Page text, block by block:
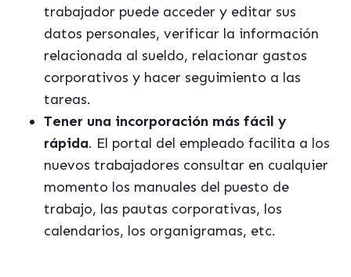
trabajador puede acceder y editar sus
datos personales, verificar la información
relacionada al sueldo, relacionar gastos
corporativos y hacer seguimiento a las
tareas.
Tener una incorporación más fácil y
rápida. El portal del empleado facilita a los
nuevos trabajadores consultar en cualquier
momento los manuales del puesto de
trabajo, las pautas corporativas, los
calendarios, los organigramas, etc.